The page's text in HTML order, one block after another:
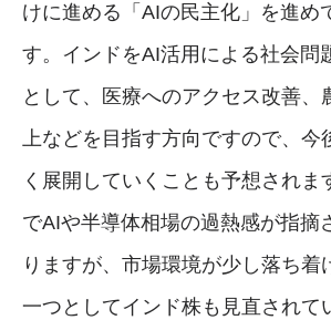
けに進める「AIの民主化」を進め
す。インドをAI活用による社会問
として、医療へのアクセス改善、
上などを目指す方向ですので、今
く展開していくことも予想されま
でAIや半導体相場の過熱感が指摘
りますが、市場環境が少し落ち着
一つとしてインド株も見直されて